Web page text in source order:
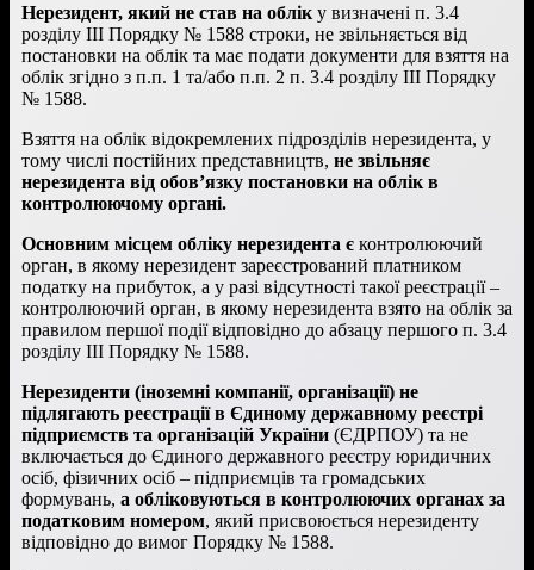
Нерезидент, який не став на облік у визначені п. 3.4
розділу ІІІ Порядку № 1588 строки, не звільняється від
постановки на облік та має подати документи для взяття на
облік згідно з п.п. 1 та/або п.п. 2 п. 3.4 розділу ІІІ Порядку
№ 1588.
Взяття на облік відокремлених підрозділів нерезидента, у
тому числі постійних представництв, не звільняє
нерезидента від обов’язку постановки на облік в
контролюючому органі.
Основним місцем обліку нерезидента є контролюючий
орган, в якому нерезидент зареєстрований платником
податку на прибуток, а у разі відсутності такої реєстрації –
контролюючий орган, в якому нерезидента взято на облік за
правилом першої події відповідно до абзацу першого п. 3.4
розділу ІІІ Порядку № 1588.
Нерезиденти (іноземні компанії, організації) не
підлягають реєстрації в Єдиному державному реєстрі
підприємств та організацій України (ЄДРПОУ) та не
включається до Єдиного державного реєстру юридичних
осіб, фізичних осіб – підприємців та громадських
формувань, а обліковуються в контролюючих органах за
податковим номером, який присвоюється нерезиденту
відповідно до вимог Порядку № 1588.